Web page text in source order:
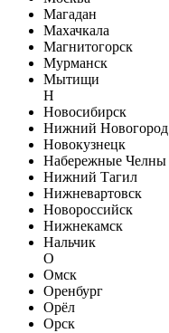
Магадан
Махачкала
Магнитогорск
Мурманск
Мытищи
Н
Новосибирск
Нижний Новогород
Новокузнецк
Набережные Челны
Нижний Тагил
Нижневартовск
Новороссийск
Нижнекамск
Нальчик
О
Омск
Оренбург
Орёл
Орск